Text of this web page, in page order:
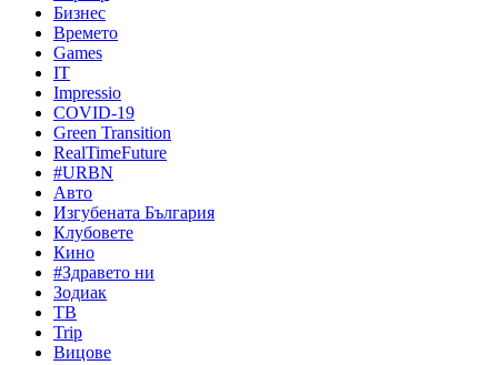
Бизнес
Времето
Games
IT
Impressio
COVID-19
Green Transition
RealTimeFuture
#URBN
Авто
Изгубената България
Клубовете
Кино
#Здравето ни
Зодиак
ТВ
Trip
Вицове